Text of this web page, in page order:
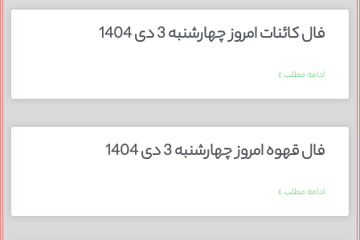
فال کائنات امروز چهارشنبه 3 دی 1404
ادامه مطلب »
فال قهوه امروز چهارشنبه 3 دی 1404
ادامه مطلب »